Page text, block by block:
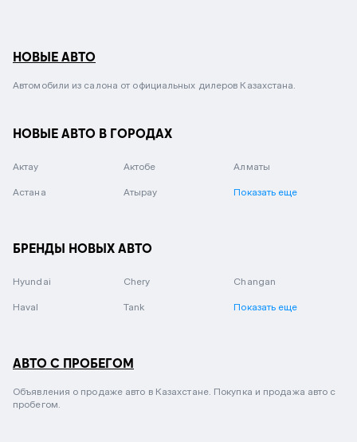
НОВЫЕ АВТО
Автомобили из салона от официальных дилеров Казахстана.
НОВЫЕ АВТО В ГОРОДАХ
Актау Актобе Алматы
Астана Атырау Показать еще
БРЕНДЫ НОВЫХ АВТО
Hyundai Chery Changan
Haval Tank Показать еще
АВТО С ПРОБЕГОМ
Объявления о продаже авто в Казахстане. Покупка и продажа авто с
пробегом.